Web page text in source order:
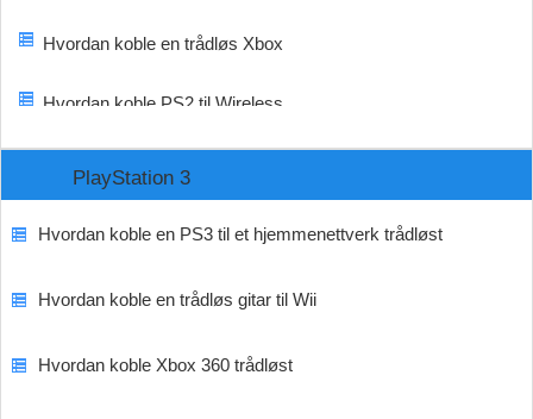
Hvordan koble en trådløs Xbox
Hvordan koble PS2 til Wireless
PlayStation 3
Hvordan koble en PS3 til et hjemmenettverk trådløst
Hvordan koble en trådløs gitar til Wii
Hvordan koble Xbox 360 trådløst